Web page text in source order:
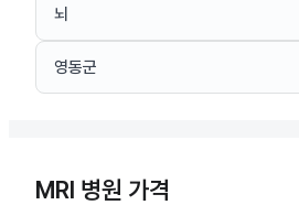
뇌
영동군
MRI 병원 가격